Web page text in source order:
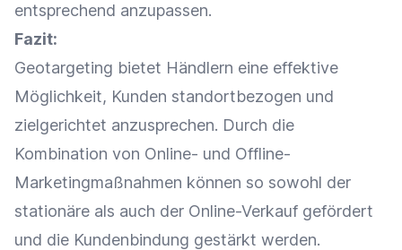
entsprechend anzupassen.
Fazit:
Geotargeting bietet Händlern eine effektive
Möglichkeit, Kunden standortbezogen und
zielgerichtet anzusprechen. Durch die
Kombination von Online- und Offline-
Marketingmaßnahmen können so sowohl der
stationäre als auch der Online-Verkauf gefördert
und die Kundenbindung gestärkt werden.